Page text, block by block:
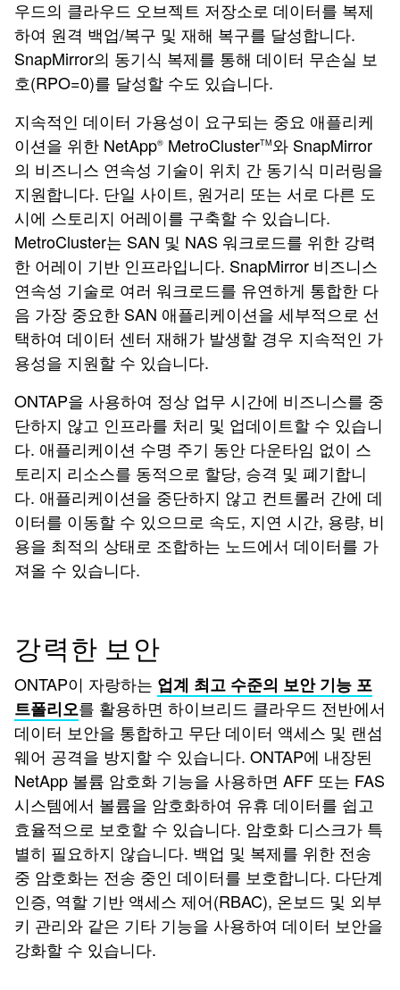
우드의 클라우드 오브젝트 저장소로 데이터를 복제
하여 원격 백업/복구 및 재해 복구를 달성합니다.
SnapMirror의 동기식 복제를 통해 데이터 무손실 보
호(RPO=0)를 달성할 수도 있습니다.
지속적인 데이터 가용성이 요구되는 중요 애플리케
이션을 위한 NetApp® MetroClusterTM와 SnapMirror
의 비즈니스 연속성 기술이 위치 간 동기식 미러링을
지원합니다. 단일 사이트, 원거리 또는 서로 다른 도
시에 스토리지 어레이를 구축할 수 있습니다.
MetroCluster는 SAN 및 NAS 워크로드를 위한 강력
한 어레이 기반 인프라입니다. SnapMirror 비즈니스
연속성 기술로 여러 워크로드를 유연하게 통합한 다
음 가장 중요한 SAN 애플리케이션을 세부적으로 선
택하여 데이터 센터 재해가 발생할 경우 지속적인 가
용성을 지원할 수 있습니다.
ONTAP을 사용하여 정상 업무 시간에 비즈니스를 중
단하지 않고 인프라를 처리 및 업데이트할 수 있습니
다. 애플리케이션 수명 주기 동안 다운타임 없이 스
토리지 리소스를 동적으로 할당, 승격 및 폐기합니
다. 애플리케이션을 중단하지 않고 컨트롤러 간에 데
이터를 이동할 수 있으므로 속도, 지연 시간, 용량, 비
용을 최적의 상태로 조합하는 노드에서 데이터를 가
져올 수 있습니다.
강력한 보안
ONTAP이 자랑하는 업계 최고 수준의 보안 기능 포
트폴리오를 활용하면 하이브리드 클라우드 전반에서
데이터 보안을 통합하고 무단 데이터 액세스 및 랜섬
웨어 공격을 방지할 수 있습니다. ONTAP에 내장된
NetApp 볼륨 암호화 기능을 사용하면 AFF 또는 FAS
시스템에서 볼륨을 암호화하여 유휴 데이터를 쉽고
효율적으로 보호할 수 있습니다. 암호화 디스크가 특
별히 필요하지 않습니다. 백업 및 복제를 위한 전송
중 암호화는 전송 중인 데이터를 보호합니다. 다단계
인증, 역할 기반 액세스 제어(RBAC), 온보드 및 외부
키 관리와 같은 기타 기능을 사용하여 데이터 보안을
강화할 수 있습니다.